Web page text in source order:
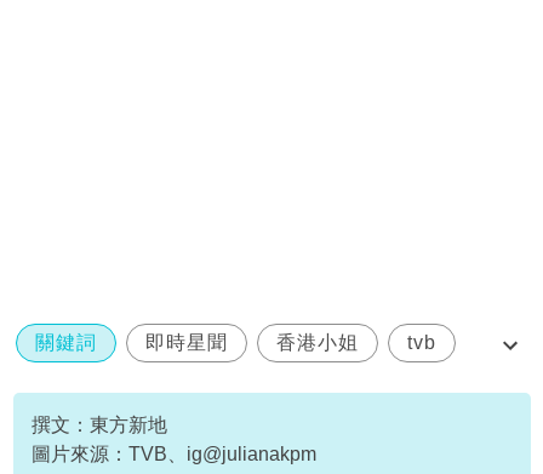
關鍵詞 即時星聞 香港小姐 tvb
社交恐懼症
撰文：東方新地
圖片來源：TVB、ig@julianakpm